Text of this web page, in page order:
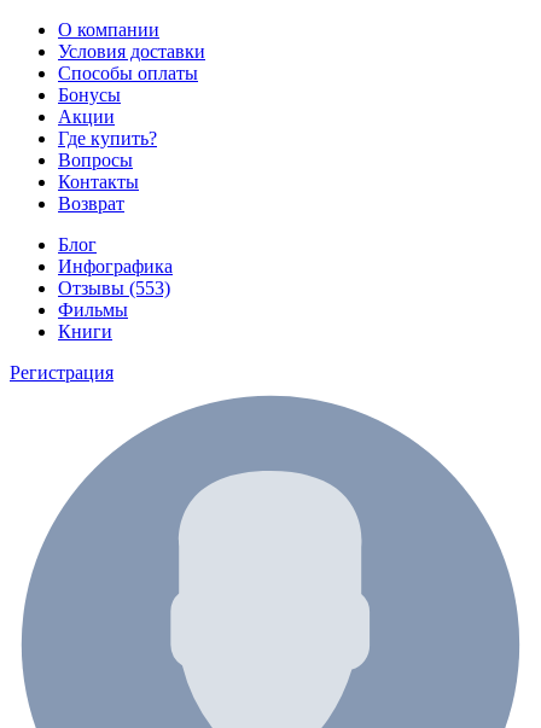
О компании
Условия доставки
Способы оплаты
Бонусы
Акции
Где купить?
Вопросы
Контакты
Возврат
Блог
Инфографика
Отзывы (553)
Фильмы
Книги
Регистрация